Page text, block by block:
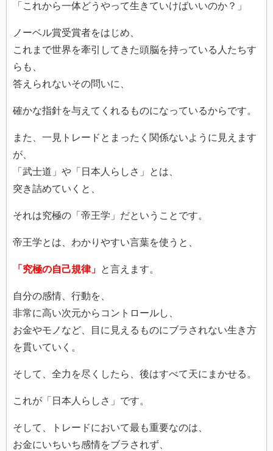
「これから一体どうやって生きていけばいいのか？」
ノーベル賞受賞者をはじめ、
これまで世界を牽引してきた頭脳を持っている人たちす
らも、
答えられないその問いに、
確かな指針を与えてくれるものになっているからです。
また、一見トレードとまったく関係ないように見えます
が、
「武士道」や「日本人らしさ」とは、
突き詰めていくと、
それは究極の「帝王学」だということです。
帝王学とは、わかりやすい言葉を使うと、
「究極の自己規律」 と言えます。
自分の感情、行動を、
非常に高い次元からコントロールし、
お金やモノなど、目に見えるものにブラされない生き方
を貫いていく。
そして、全力を尽くしたら、後はすべて天にまかせる。
これが「日本人らしさ」です。
そして、トレードにおいて最も重要なのは、
お金にいちいち感情をブラされず、